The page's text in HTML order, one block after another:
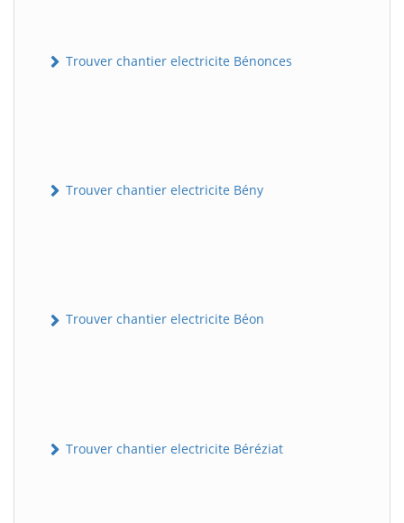
Trouver chantier electricite Bénonces
Trouver chantier electricite Bény
Trouver chantier electricite Béon
Trouver chantier electricite Béréziat